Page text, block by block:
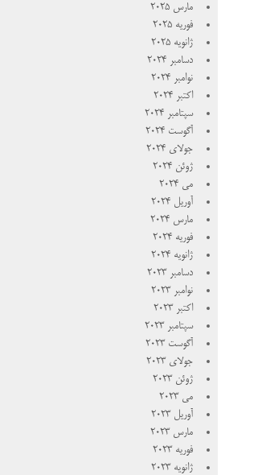
مارس 2025
فوریه 2025
ژانویه 2025
دسامبر 2024
نوامبر 2024
اکتبر 2024
سپتامبر 2024
آگوست 2024
جولای 2024
ژوئن 2024
می 2024
آوریل 2024
مارس 2024
فوریه 2024
ژانویه 2024
دسامبر 2023
نوامبر 2023
اکتبر 2023
سپتامبر 2023
آگوست 2023
جولای 2023
ژوئن 2023
می 2023
آوریل 2023
مارس 2023
فوریه 2023
ژانویه 2023